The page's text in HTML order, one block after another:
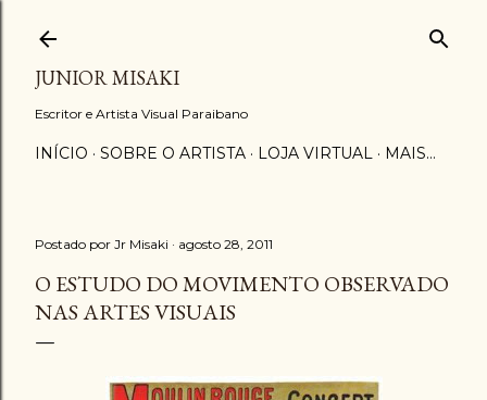
JUNIOR MISAKI
Escritor e Artista Visual Paraibano
INÍCIO SOBRE O ARTISTA LOJA VIRTUAL MAIS…
Postado por Jr Misaki agosto 28, 2011
O ESTUDO DO MOVIMENTO OBSERVADO
NAS ARTES VISUAIS